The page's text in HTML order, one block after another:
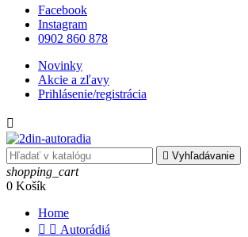
Facebook
Instagram
0902 860 878
Novinky
Akcie a zľavy
Prihlásenie/registrácia

 Vyhľadávanie
shopping_cart
0 Košík
Home
  Autorádiá